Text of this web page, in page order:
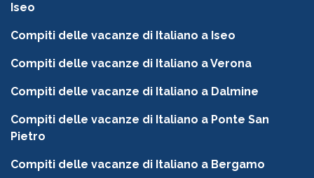
Iseo
Compiti delle vacanze di Italiano a Iseo
Compiti delle vacanze di Italiano a Verona
Compiti delle vacanze di Italiano a Dalmine
Compiti delle vacanze di Italiano a Ponte San
Pietro
Compiti delle vacanze di Italiano a Bergamo